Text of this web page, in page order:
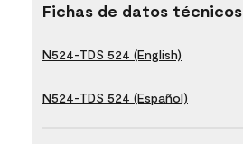
Fichas de datos técnicos
N524-TDS 524 (English)
N524-TDS 524 (Español)